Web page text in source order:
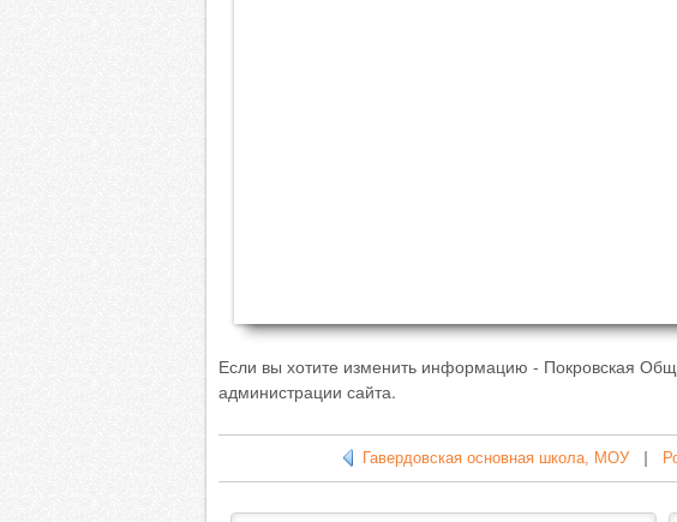
Если вы хотите изменить информацию - Покровская
администрации сайта.
Гавердовская основная школа, МОУ